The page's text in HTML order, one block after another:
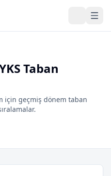
Taban
için geçmiş dönem taban